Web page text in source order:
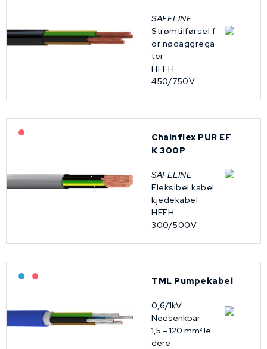
SAFELINE
Strømtilførsel f
or nødaggrega
ter
HFFH
450/750V
Chainflex PUR EF
K 300P
SAFELINE
Fleksibel kabel
kjedekabel
HFFH
300/500V
Bestilling: 2-3 uker
TML Pumpekabel
0,6/1kV
Nedsenkbar
1,5 – 120 mm² le
dere